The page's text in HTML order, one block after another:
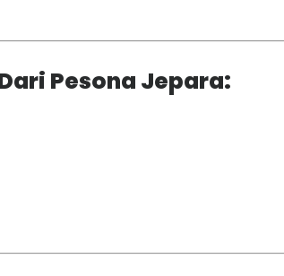
Pesona Jepara: